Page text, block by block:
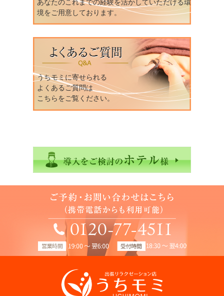
あなたのこれまでの経験を活かしていただける環
境をご用意しております。
うちモミに寄せられる
よくあるご質問は
こちらをご覧ください。